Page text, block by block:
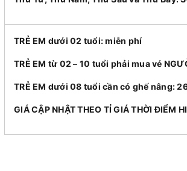
TRẺ EM dưới 02 tuổi: miễn phí
TRẺ EM từ 02 – 10 tuổi phải mua vé
TRẺ EM dưới 08 tuổi cần có ghế nâng:
GIÁ CẬP NHẬT THEO TỈ GIÁ THỜI ĐIỂM